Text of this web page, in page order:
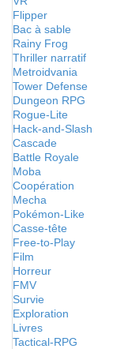
Flipper
Bac à sable
Rainy Frog
Thriller narratif
Metroidvania
Tower Defense
Dungeon RPG
Rogue-Lite
Hack-and-Slash
Cascade
Battle Royale
Moba
Coopération
Mecha
Pokémon-Like
Casse-tête
Free-to-Play
Film
Horreur
FMV
Survie
Exploration
Livres
Tactical-RPG